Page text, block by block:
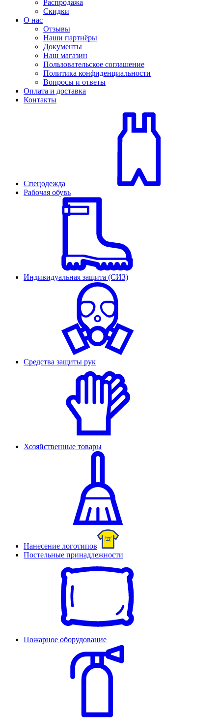
Распродажа
Скидки
О нас
Отзывы
Наши партнёры
Документы
Наш магазин
Пользовательское соглашение
Политика конфиденциальности
Вопросы и ответы
Оплата и доставка
Контакты
Спецодежда
Рабочая обувь
Индивидуальная защита (СИЗ)
Средства защиты рук
Хозяйственные товары
Нанесение логотипов
Постельные принадлежности
Пожарное оборудование